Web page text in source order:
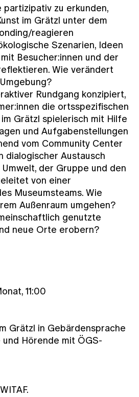
partizipativ zu erkunden,
im Grätzl unter dem
reagieren
Szenarien, Ideen
Besucher:innen und der
Wie verändert
Rundgang konzipiert,
die ortsspezifischen
Grätzl spielerisch mit Hilfe
und Aufgabenstellungen
vom Community Center
dialogischer Austausch
der Gruppe und den
von einer
Museumsteams. Wie
Außenraum umgehen?
genutzte
neue Orte erobern?
11:00
Grätzl in Gebärdensprache
Hörende mit ÖGS-